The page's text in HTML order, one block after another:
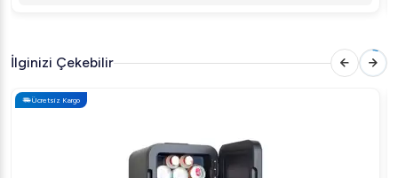
İlginizi Çekebilir
Ücretsiz Kargo